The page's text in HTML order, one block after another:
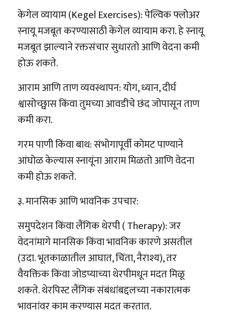
केगेल व्यायाम (Kegel Exercises): पेल्विक फ्लोअर
स्नायू मजबूत करण्यासाठी केगेल व्यायाम करा. हे स्नायू
मजबूत झाल्याने रक्तसंचार सुधारतो आणि वेदना कमी
होऊ शकते.
आराम आणि ताण व्यवस्थापन: योग, ध्यान, दीर्घ
श्वासोच्छ्वास किंवा तुमच्या आवडीचे छंद जोपासून ताण
कमी करा.
गरम पाणी किंवा बाथ: संभोगापूर्वी कोमट पाण्याने
आंघोळ केल्यास स्नायूंना आराम मिळतो आणि वेदना
कमी होऊ शकते.
३. मानसिक आणि भावनिक उपचार:
समुपदेशन किंवा लैंगिक थेरपी ( Therapy): जर
वेदनांमागे मानसिक किंवा भावनिक कारणे असतील
(उदा. भूतकाळातील आघात, चिंता, नैराश्य), तर
वैयक्तिक किंवा जोडप्याच्या थेरपीमधून मदत मिळू
शकते. थेरपिस्ट लैंगिक संबंधांबद्दलच्या नकारात्मक
भावनांवर काम करण्यास मदत करतात.